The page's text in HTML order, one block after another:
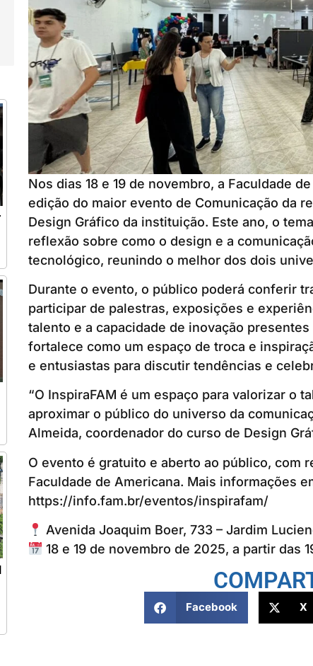
Nos dias 18 e 19 de novembro, a Faculdade
edição do maior evento de Comunicação da
Design Gráfico da instituição. Este ano, o
reflexão sobre como o design e a
tecnológico, reunindo o melhor dos dois
Durante o evento, o público poderá conferir
participar de palestras, exposições e
talento e a capacidade de inovação
fortalece como um espaço de troca e
e entusiastas para discutir tendências e
“O InspiraFAM é um espaço para valorizar o
aproximar o público do universo da
Almeida, coordenador do curso de Design
O evento é gratuito e aberto ao público, com
Faculdade de Americana. Mais informações
https://info.fam.br/eventos/inspirafam/
Avenida Joaquim Boer, 733 – Jardim
18 e 19 de novembro de 2025, a partir das
Facebook X